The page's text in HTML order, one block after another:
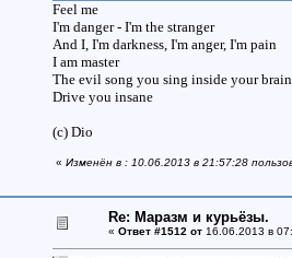
Feel me
I'm danger - I'm the stranger
And I, I'm darkness, I'm anger, I'm pain
I am master
The evil song you sing inside your brain
Drive you insane
(с) Dio
« Изменён в : 10.06.2013 в 21:57:28
Re: Маразм и курьёзы.
« Ответ #1512 от16.06.2013 в